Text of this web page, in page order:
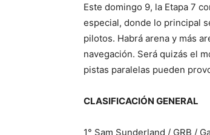
Este domingo 9, la Etapa 7
especial, donde lo principal
pilotos. Habrá arena y más
navegación. Será quizás el
pistas paralelas pueden
CLASIFICACIÓN GENERAL
1° Sam Sunderland / GRB /